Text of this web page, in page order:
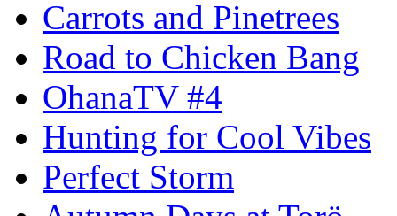
Carrots and Pinetrees
Road to Chicken Bang
OhanaTV #4
Hunting for Cool Vibes
Perfect Storm